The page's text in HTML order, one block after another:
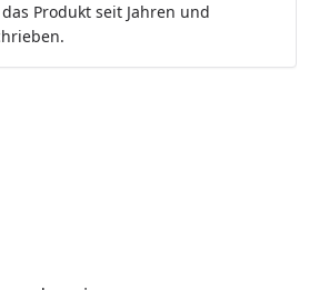
Produkt seit Jahren und